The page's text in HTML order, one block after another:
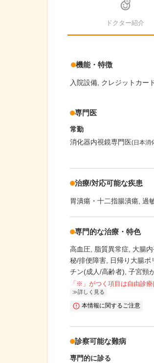
ドクター紹介
機能・特徴
入院設備 クレジットカー
専門医
常勤
消化器内視鏡専門医(日本消
治療/対応可能な疾患
胃潰瘍・十二指腸潰瘍 過
専門的な治療・特色
高血圧 脂質異常症 大腸
秘/排便障害
日帰り大腸ポ
チン(成人/高齢者) 子宮頸
「※」がつく項目は自由診
詳しく見る
本情報に関するご注意
診察可能な難病
専門的に診る